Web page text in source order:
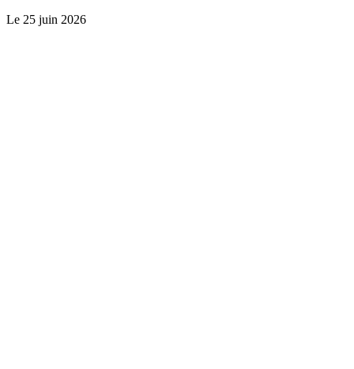
Le 25 juin 2026